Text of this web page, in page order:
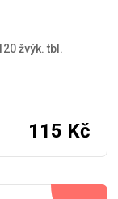
žvýk. tbl.
115 Kč